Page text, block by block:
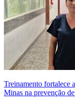
Treinamento fortalece
Minas na prevenção